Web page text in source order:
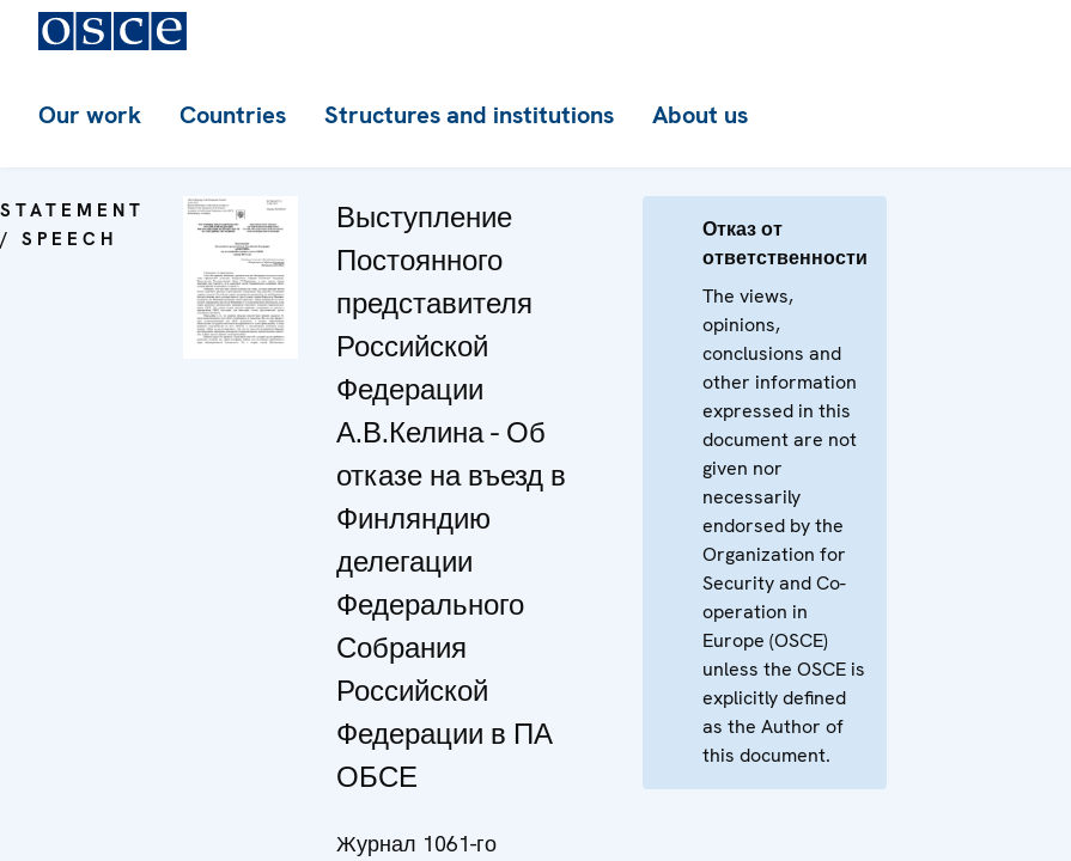
Our work Countries Structures and institutions About us
STATEMENT
/ SPEECH
Выступление
Постоянного
представителя
Российской
Федерации
А.В.Келина - Об
отказе на въезд в
Финляндию
делегации
Федерального
Собрания
Российской
Федерации в ПА
ОБСЕ
Журнал 1061-го
Отказ от
ответственности
The views,
opinions,
conclusions and
other information
expressed in this
document are not
given nor
necessarily
endorsed by the
Organization for
Security and Co-
operation in
Europe (OSCE)
unless the OSCE is
explicitly defined
as the Author of
this document.